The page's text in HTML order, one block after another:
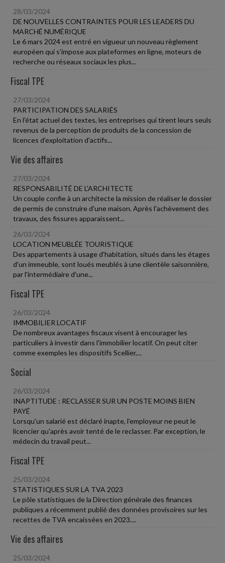
28/03/2024
DE NOUVELLES CONTRAINTES POUR LES LEADERS DU
MARCHÉ NUMÉRIQUE
Le 6 mars 2024 est entré en vigueur un nouveau règlement
européen qui s'impose aux plateformes en ligne, moteurs de
recherche ou réseaux sociaux les plus...
Fiscal TPE
27/03/2024
PARTICIPATION DES SALARIÉS
En l'état actuel des textes, les entreprises qui tirent leurs seuls
revenus de la perception de produits de la concession de
licences d'exploitation d'actifs...
Vie des affaires
27/03/2024
RESPONSABILITÉ DE L'ARCHITECTE
Un couple confie à un architecte la mission de réaliser le dossier
de permis de construire d'une maison. Après l'achèvement des
travaux, des fissures apparaissent...
26/03/2024
LOCATION MEUBLÉE TOURISTIQUE
Des appartements à usage d'habitation, situés dans les étages
d'un immeuble, sont loués meublés à une clientèle saisonnière,
par l'intermédiaire d'une...
Fiscal TPE
26/03/2024
IMMOBILIER LOCATIF
De nombreux avantages fiscaux visent à encourager les
particuliers à investir dans l'immobilier locatif. On peut citer
comme exemples les dispositifs Scellier,...
Social
26/03/2024
INAPTITUDE : RECLASSER SUR UN POSTE MOINS BIEN
PAYÉ
Lorsqu'un salarié est déclaré inapte, l'employeur ne peut le
licencier qu'après avoir tenté de le reclasser. Par exception, le
médecin du travail peut...
Fiscal TPE
25/03/2024
STATISTIQUES SUR LA TVA 2023
Le pôle statistiques de la Direction générale des finances
publiques a récemment publié des données provisoires sur les
recettes de TVA encaissées en 2023....
Vie des affaires
25/03/2024